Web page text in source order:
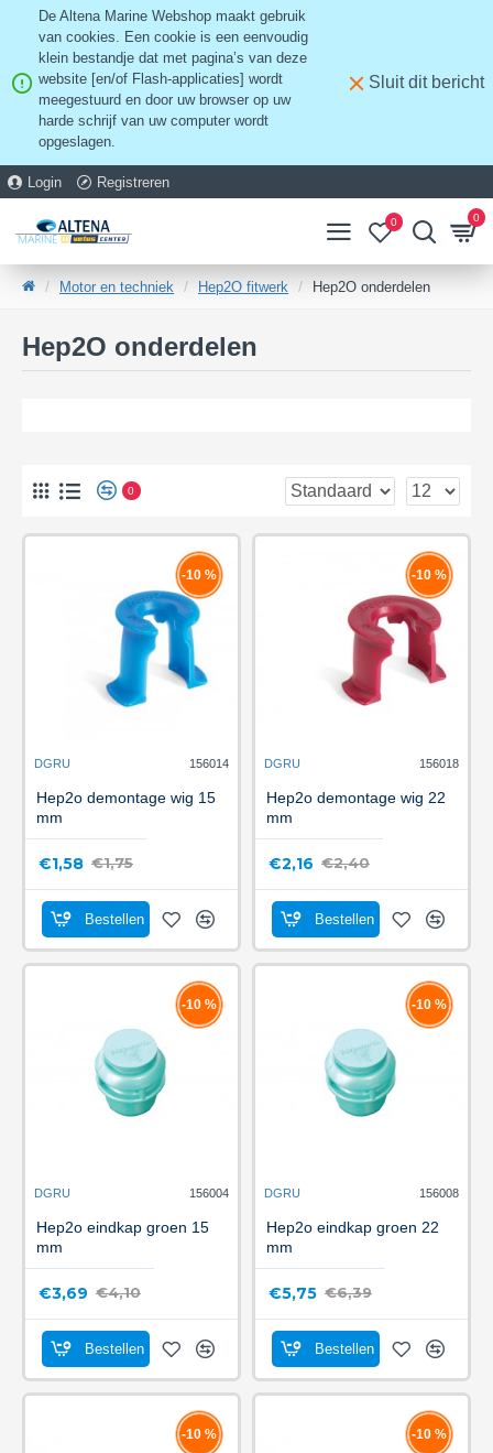
De Altena Marine Webshop maakt gebruik
van cookies. Een cookie is een eenvoudig
klein bestandje dat met pagina’s van deze
website [en/of Flash-applicaties] wordt
meegestuurd en door uw browser op uw
harde schrijf van uw computer wordt
opgeslagen.
Sluit dit bericht
Login Registreren
0 0
Motor en techniek Hep2O fitwerk Hep2O onderdelen
Hep2O onderdelen
0
-10 %
DGRU 156014
Hep2o demontage wig 15
mm
€1,58 €1,75
Bestellen
-10 %
DGRU 156018
Hep2o demontage wig 22
mm
€2,16 €2,40
Bestellen
-10 %
DGRU 156004
Hep2o eindkap groen 15
mm
€3,69 €4,10
Bestellen
-10 %
DGRU 156008
Hep2o eindkap groen 22
mm
€5,75 €6,39
Bestellen
-10 % -10 %